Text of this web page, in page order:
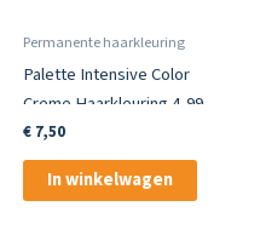
Permanente haarkleuring
Palette Intensive Color
Creme Haarkleuring 4-99
Aubergine
€7,50
In winkelwagen